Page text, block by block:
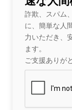
詐欺、スパム
に、簡単な人
力いただき、
ます。
ご支援ありが